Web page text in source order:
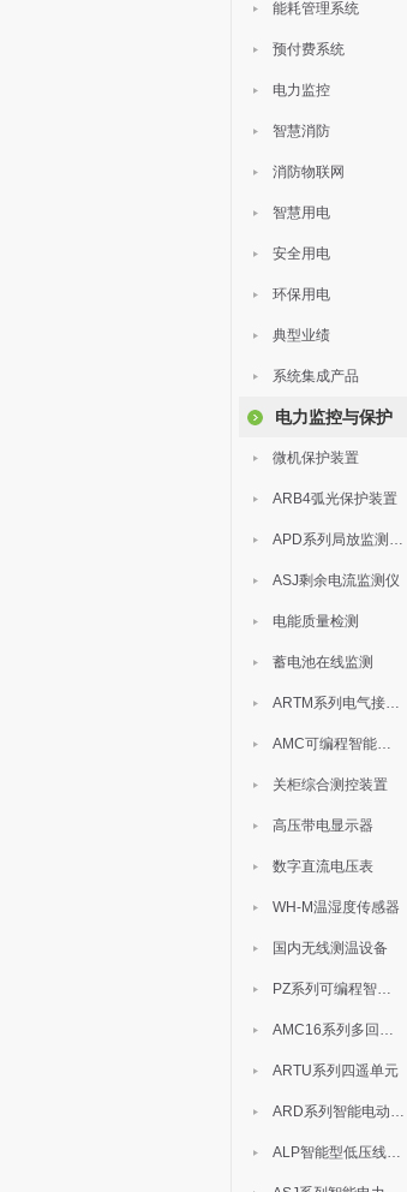
能耗管理系统
预付费系统
电力监控
智慧消防
消防物联网
智慧用电
安全用电
环保用电
典型业绩
系统集成产品
电力监控与保护
微机保护装置
ARB4弧光保护装置
APD系列局放监测装置
ASJ剩余电流监测仪
电能质量检测
蓄电池在线监测
ARTM系列电气接点测温装置
AMC可编程智能电测表
关柜综合测控装置
高压带电显示器
数字直流电压表
WH-M温湿度传感器
国内无线测温设备
PZ系列可编程智能表
AMC16系列多回路监控装置
ARTU系列四遥单元
ARD系列智能电动机保护器
ALP智能型低压线路保护装置